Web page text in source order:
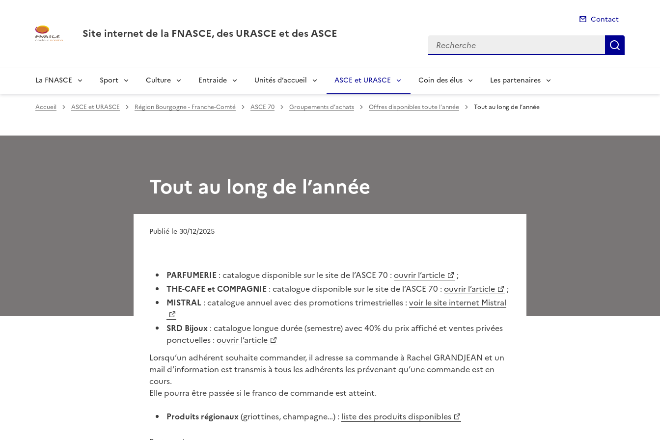
Site internet de la FNASCE, des URASCE et des ASCE
Contact
Recherche
La FNASCE Sport Culture Entraide Unités d’accueil ASCE et URASCE Coin des élus Les partenaires
Accueil ASCE et URASCE Région Bourgogne - Franche-Comté ASCE 70 Groupements d’achats Offres disponibles toute l’année Tout au long de l’année
Tout au long de l’année
Publié le 30/12/2025
PARFUMERIE : catalogue disponible sur le site de l’ASCE 70 :ouvrir l’article
;
THE-CAFE et COMPAGNIE : catalogue disponible sur le site de l’ASCE 70 :ouvrir l’article
;
MISTRAL : catalogue annuel avec des promotions trimestrielles :voir le site internet Mistral
SRD Bijoux : catalogue longue durée (semestre) avec 40% du prix affiché et ventes privées
ponctuelles :ouvrir l’article
Lorsqu’un adhérent souhaite commander, il adresse sa commande à Rachel GRANDJEAN et un
mail d’information est transmis à tous les adhérents les prévenant qu’une commande est en
cours.
Elle pourra être passée si le franco de commande est atteint.
Produits régionaux(griottines, champagne…) : liste des produits disponibles